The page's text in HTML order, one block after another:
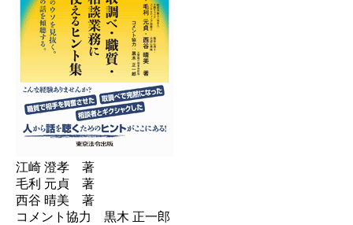
江崎 澄孝 著
毛利 元貞 著
西谷 晴美 著
コメント協力 黒木 正一郎